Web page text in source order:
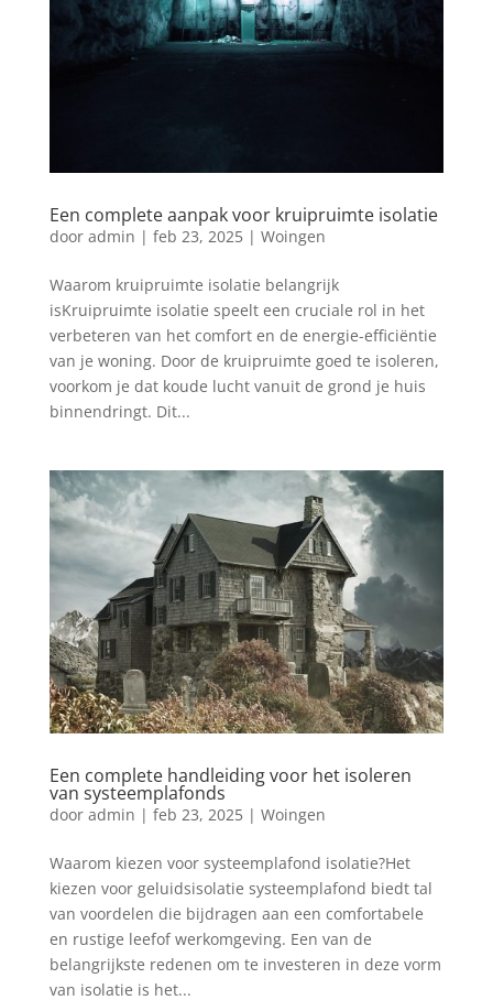
Een complete aanpak voor kruipruimte isolatie
door admin | feb 23, 2025| Woingen
Waarom kruipruimte isolatie belangrijk
isKruipruimte isolatie speelt een cruciale rol in het
verbeteren van het comfort en de energie-efficiëntie
van je woning. Door de kruipruimte goed te isoleren,
voorkom je dat koude lucht vanuit de grond je huis
binnendringt. Dit...
Een complete handleiding voor het isoleren
van systeemplafonds
door admin | feb 23, 2025| Woingen
Waarom kiezen voor systeemplafond isolatie?Het
kiezen voor geluidsisolatie systeemplafond biedt tal
van voordelen die bijdragen aan een comfortabele
en rustige leefof werkomgeving. Een van de
belangrijkste redenen om te investeren in deze vorm
van isolatie is het...